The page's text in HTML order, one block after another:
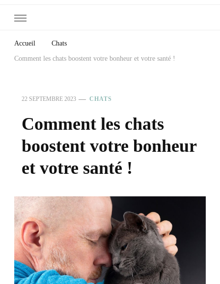
Accueil Chats
Comment les chats boostent votre bonheur et votre santé !
22 SEPTEMBRE 2023 CHATS
Comment les chats
boostent votre bonheur
et votre santé !